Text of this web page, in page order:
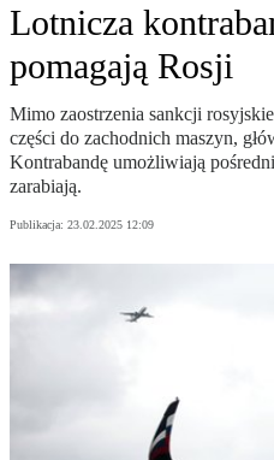
Lotnicza
pomagają Rosji
Mimo zaostrzenia sankcji
części do zachodnich maszyn,
Kontrabandę umożliwiają
zarabiają.
Publikacja: 23.02.2025 12:09